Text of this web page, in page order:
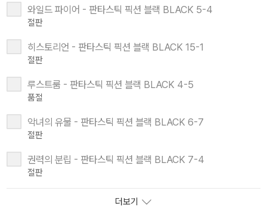
와일드 파이어 - 판타스틱 픽션 블랙 BLACK 5-4
절판
히스토리언 - 판타스틱 픽션 블랙 BLACK 15-1
절판
루스트룸 - 판타스틱 픽션 블랙 BLACK 4-5
품절
악녀의 유물 - 판타스틱 픽션 블랙 BLACK 6-7
절판
권력의 분립 - 판타스틱 픽션 블랙 BLACK 7-4
절판
더보기